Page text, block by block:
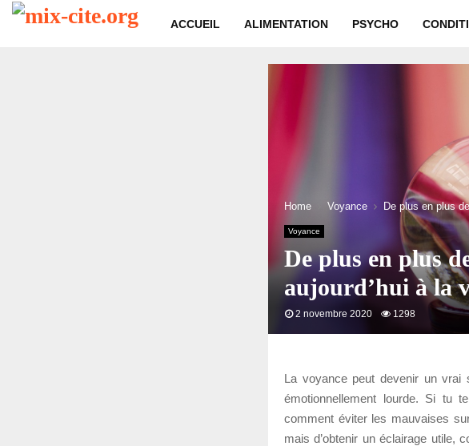
ACCUEIL ALIMENTATION PSYCHO
Home Voyance De plus en plus
Voyance
De plus en plus
aujourd’hui à la
2 novembre 2020 1298
La voyance peut devenir un vrai
émotionnellement lourde. Si tu
comment éviter les mauvaises
mais d’obtenir un éclairage utile,